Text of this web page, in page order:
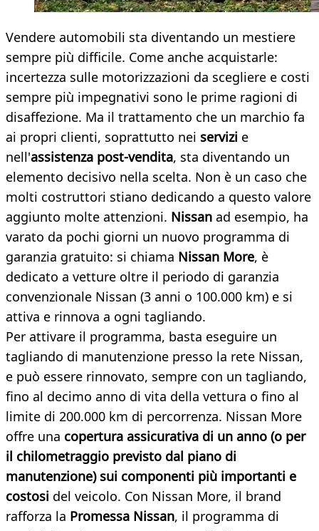
Vendere automobili sta diventando un mestiere
sempre più difficile. Come anche acquistarle:
incertezza sulle motorizzazioni da scegliere e costi
sempre più impegnativi sono le prime ragioni di
disaffezione. Ma il trattamento che un marchio fa
ai propri clienti, soprattutto nei servizi e
nell'assistenza post-vendita, sta diventando un
elemento decisivo nella scelta. Non è un caso che
molti costruttori stiano dedicando a questo valore
aggiunto molte attenzioni. Nissan ad esempio, ha
varato da pochi giorni un nuovo programma di
garanzia gratuito: si chiama Nissan More, è
dedicato a vetture oltre il periodo di garanzia
convenzionale Nissan (3 anni o 100.000 km) e si
attiva e rinnova a ogni tagliando.
Per attivare il programma, basta eseguire un
tagliando di manutenzione presso la rete Nissan,
e può essere rinnovato, sempre con un tagliando,
fino al decimo anno di vita della vettura o fino al
limite di 200.000 km di percorrenza. Nissan More
offre una copertura assicurativa di un anno (o per
il chilometraggio previsto dal piano di
manutenzione) sui componenti più importanti e
costosi del veicolo. Con Nissan More, il brand
rafforza la Promessa Nissan, il programma di